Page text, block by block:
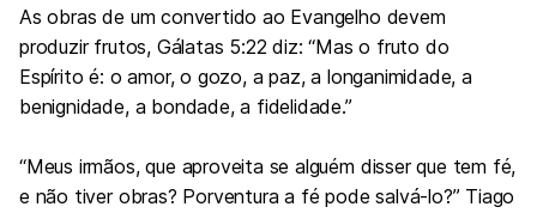
As obras de um convertido ao Evangelho devem
produzir frutos, Gálatas 5:22 diz: “Mas o fruto do
Espírito é: o amor, o gozo, a paz, a longanimidade, a
benignidade, a bondade, a fidelidade.”
“Meus irmãos, que aproveita se alguém disser que tem fé,
e não tiver obras? Porventura a fé pode salvá-lo?” Tiago